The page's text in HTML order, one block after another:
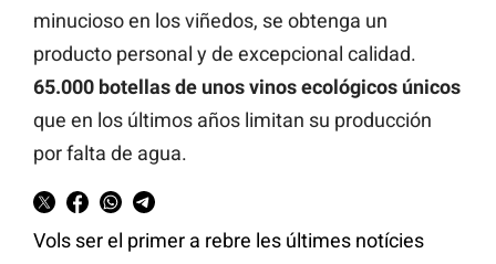
minucioso en los viñedos, se obtenga un
producto personal y de excepcional calidad.
65.000 botellas de unos vinos ecológicos únicos
que en los últimos años limitan su producción
por falta de agua.
Vols ser el primer a rebre les últimes notícies